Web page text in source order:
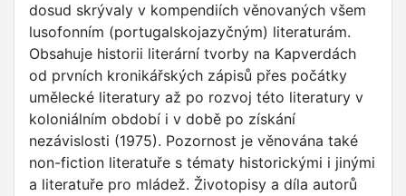
dosud skrývaly v kompendiích věnovaných všem
lusofonním (portugalskojazyčným) literaturám.
Obsahuje historii literární tvorby na Kapverdách
od prvních kronikářských zápisů přes počátky
umělecké literatury až po rozvoj této literatury v
koloniálním období i v době po získání
nezávislosti (1975). Pozornost je věnována také
non-fiction literatuře s tématy historickými i jinými
a literatuře pro mládež. Životopisy a díla autorů